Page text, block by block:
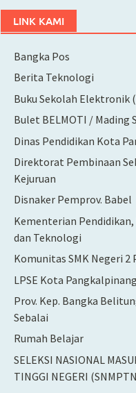
LINK KAMI
Bangka Pos
Berita Teknologi
Buku Sekolah Elektronik
Bulet BELMOTI / Mading
Dinas Pendidikan Kota
Direktorat Pembinaan
Kejuruan
Disnaker Pemprov. Babel
Kementerian Pendidikan,
dan Teknologi
Komunitas SMK Negeri 2
LPSE Kota Pangkalpinang
Prov. Kep. Bangka
Sebalai
Rumah Belajar
SELEKSI NASIONAL
TINGGI NEGERI